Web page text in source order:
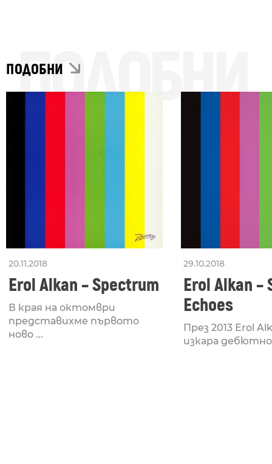
ПОДОБНИ
ПОДОБНИ
20.11.2018
Erol Alkan – Spectrum
В края на октомври
представихме първото
ново ...
29.10.2018
Erol Alkan –
Echoes
През 2013 Erol
изкара